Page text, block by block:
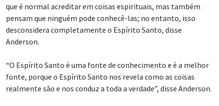
que é normal acreditar em coisas espirituais, mas também
pensam que ninguém pode conhecê-las; no entanto, isso
desconsidera completamente o Espírito Santo, disse
Anderson.
“O Espírito Santo é uma fonte de conhecimento e é a melhor
fonte, porque o Espírito Santo nos revela como as coisas
realmente são e nos conduz a toda a verdade”, disse Anderson.